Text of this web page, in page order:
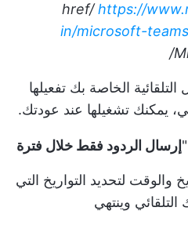
https://
in/microsoft-
الخاصة بك تفعيلها
يمكنك تشغيلها عند عودتك.
إرسال الردود فقط خلال فترة
والوقت لتحديد التواريخ التي
وينتهي